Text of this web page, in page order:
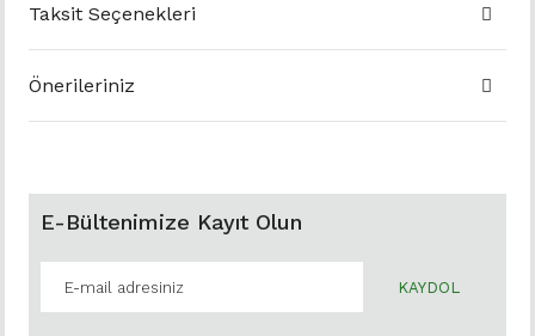
Taksit Seçenekleri
Önerileriniz
E-Bültenimize Kayıt Olun
KAYDOL